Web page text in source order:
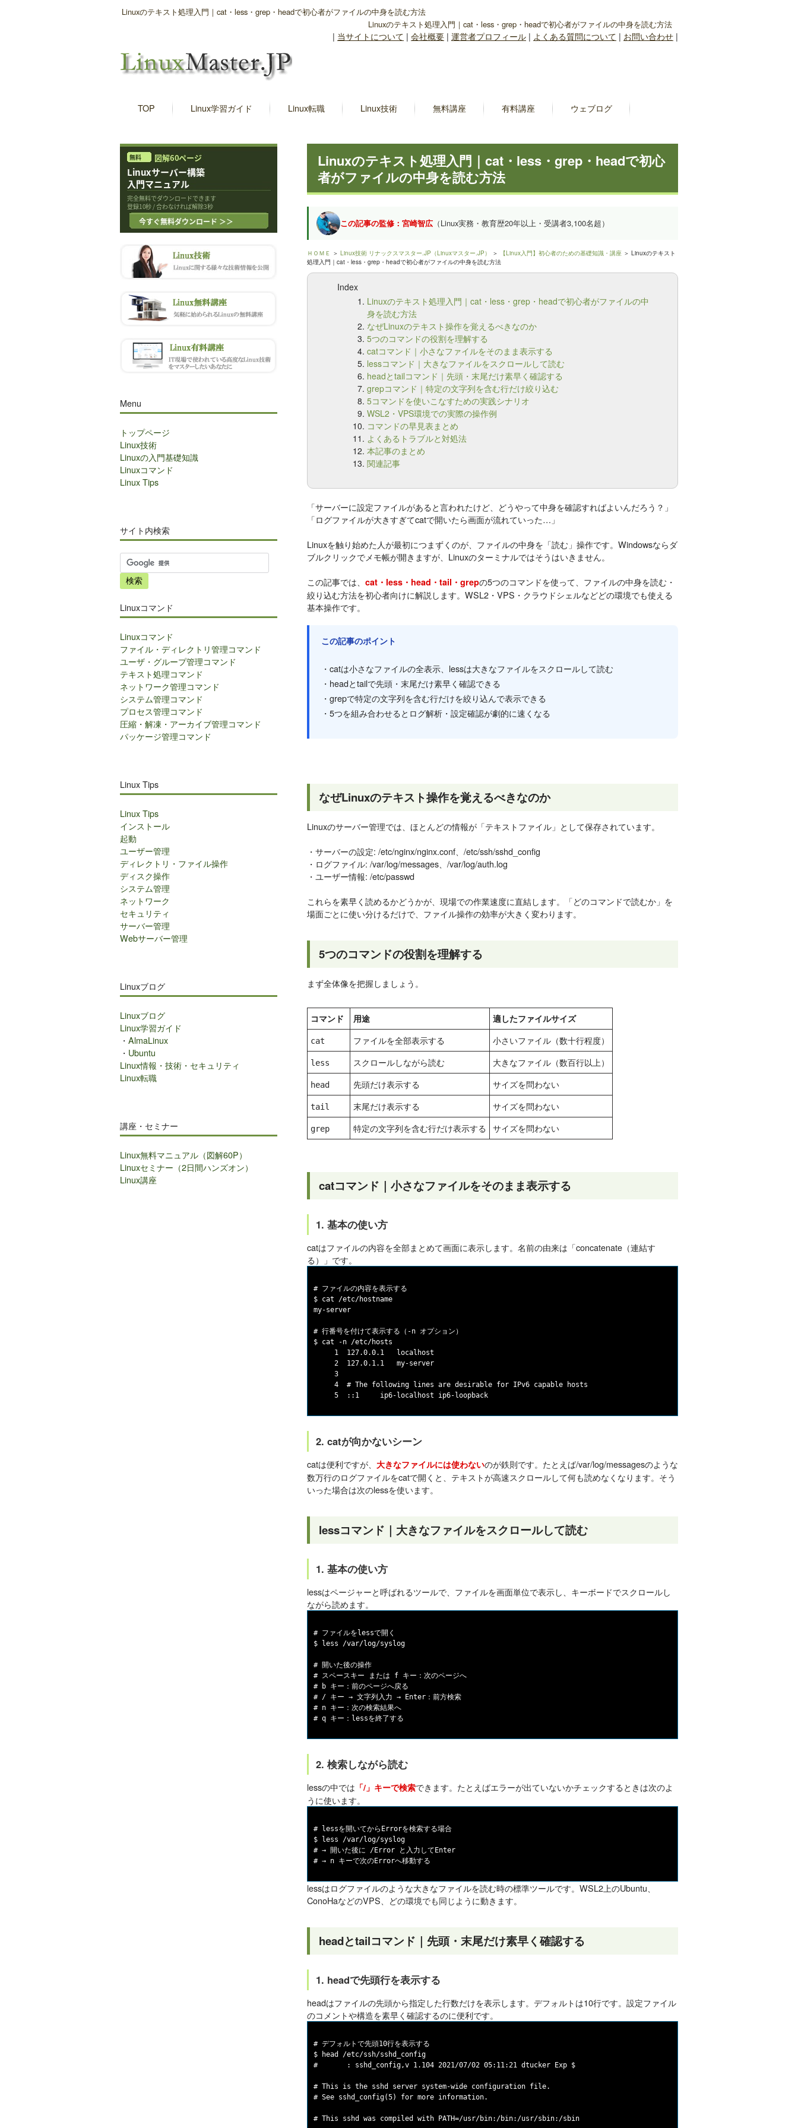
Linuxのテキスト処理入門｜cat・less・grep・headで初心者がファイルの中身を読む方法
Linuxのテキスト処理入門｜cat・less・grep・headで初心者がファイルの中身を読む方法
| 当サイトについて | 会社概要 | 運営者プロフィール | よくある質問について | お問い合わせ |
TOP Linux学習ガイド Linux転職 Linux技術 無料講座 有料講座 ウェブログ
Linuxのテキスト処理入門｜cat・less・grep・headで初心
者がファイルの中身を読む方法
この記事の監修：宮崎智広（Linux実務・教育歴20年以上・受講者3,100名超）
ＨＯＭＥ ＞ Linux技術 リナックスマスター.JP（Linuxマスター.JP） ＞ 【Linux入門】初心者のための基礎知識・講座 ＞ Linuxのテキスト
処理入門｜cat・less・grep・headで初心者がファイルの中身を読む方法
Index
Linuxのテキスト処理入門｜cat・less・grep・headで初心者がファイルの中
身を読む方法
なぜLinuxのテキスト操作を覚えるべきなのか
5つのコマンドの役割を理解する
catコマンド｜小さなファイルをそのまま表示する
lessコマンド｜大きなファイルをスクロールして読む
headとtailコマンド｜先頭・末尾だけ素早く確認する
grepコマンド｜特定の文字列を含む行だけ絞り込む
5コマンドを使いこなすための実践シナリオ
WSL2・VPS環境での実際の操作例
コマンドの早見表まとめ
よくあるトラブルと対処法
本記事のまとめ
関連記事
「サーバーに設定ファイルがあると言われたけど、どうやって中身を確認すればよいんだろう？」
「ログファイルが大きすぎてcatで開いたら画面が流れていった…」
Linuxを触り始めた人が最初につまずくのが、ファイルの中身を「読む」操作です。Windowsならダ
ブルクリックでメモ帳が開きますが、Linuxのターミナルではそうはいきません。
この記事では、 cat・less・head・tail・grepの5つのコマンドを使って、ファイルの中身を読む・
絞り込む方法を初心者向けに解説します。WSL2・VPS・クラウドシェルなどどの環境でも使える
基本操作です。
この記事のポイント
・catは小さなファイルの全表示、lessは大きなファイルをスクロールして読む
・headとtailで先頭・末尾だけ素早く確認できる
・grepで特定の文字列を含む行だけを絞り込んで表示できる
・5つを組み合わせるとログ解析・設定確認が劇的に速くなる
なぜLinuxのテキスト操作を覚えるべきなのか
Linuxのサーバー管理では、ほとんどの情報が「テキストファイル」として保存されています。
・サーバーの設定: /etc/nginx/nginx.conf、/etc/ssh/sshd_config
・ログファイル: /var/log/messages、/var/log/auth.log
・ユーザー情報: /etc/passwd
これらを素早く読めるかどうかが、現場での作業速度に直結します。「どのコマンドで読むか」を
場面ごとに使い分けるだけで、ファイル操作の効率が大きく変わります。
5つのコマンドの役割を理解する
まず全体像を把握しましょう。
コマンド 用途 適したファイルサイズ
cat ファイルを全部表示する 小さいファイル（数十行程度）
less スクロールしながら読む 大きなファイル（数百行以上）
head 先頭だけ表示する サイズを問わない
tail 末尾だけ表示する サイズを問わない
grep 特定の文字列を含む行だけ表示する サイズを問わない
catコマンド｜小さなファイルをそのまま表示する
1. 基本の使い方
catはファイルの内容を全部まとめて画面に表示します。名前の由来は「concatenate（連結す
る）」です。
# ファイルの内容を表示する
$ cat /etc/hostname
my-server
# 行番号を付けて表示する（-n オプション）
$ cat -n /etc/hosts
     1	127.0.0.1   localhost
     2	127.0.1.1   my-server
     3
     4	# The following lines are desirable for IPv6 capable hosts
2. catが向かないシーン
catは便利ですが、 大きなファイルには使わないのが鉄則です。たとえば/var/log/messagesのような
数万行のログファイルをcatで開くと、テキストが高速スクロールして何も読めなくなります。そう
いった場合は次のlessを使います。
lessコマンド｜大きなファイルをスクロールして読む
1. 基本の使い方
lessはページャーと呼ばれるツールで、ファイルを画面単位で表示し、キーボードでスクロールし
ながら読めます。
# ファイルをlessで開く
$ less /var/log/syslog
# 開いた後の操作
# スペースキー または f キー：次のページへ
# b キー：前のページへ戻る
# / キー → 文字列入力 → Enter：前方検索
# n キー：次の検索結果へ
2. 検索しながら読む
lessの中では 「/」キーで検索できます。たとえばエラーが出ていないかチェックするときは次のよ
うに使います。
# lessを開いてからErrorを検索する場合
$ less /var/log/syslog
# → 開いた後に /Error と入力してEnter
lessはログファイルのような大きなファイルを読む時の標準ツールです。WSL2上のUbuntu、
ConoHaなどのVPS、どの環境でも同じように動きます。
headとtailコマンド｜先頭・末尾だけ素早く確認する
1. headで先頭行を表示する
headはファイルの先頭から指定した行数だけを表示します。デフォルトは10行です。設定ファイル
のコメントや構造を素早く確認するのに便利です。
# デフォルトで先頭10行を表示する
$ head /etc/ssh/sshd_config
#	: sshd_config,v 1.104 2021/07/02 05:11:21 dtucker Exp $
# This is the sshd server system-wide configuration file.
# See sshd_config(5) for more information.
# This sshd was compiled with PATH=/usr/bin:/bin:/usr/sbin:/sbin
Menu
トップページ
Linux技術
Linuxの入門基礎知識
Linuxコマンド
Linux Tips
サイト内検索
サ
イ
ト
検
索
Linuxコマンド
Linuxコマンド
ファイル・ディレクトリ管理コマンド
ユーザ・グループ管理コマンド
テキスト処理コマンド
ネットワーク管理コマンド
システム管理コマンド
プロセス管理コマンド
圧縮・解凍・アーカイブ管理コマンド
パッケージ管理コマンド
Linux Tips
Linux Tips
インストール
起動
ユーザー管理
ディレクトリ・ファイル操作
ディスク操作
システム管理
ネットワーク
セキュリティ
サーバー管理
Webサーバー管理
Linuxブログ
Linuxブログ
Linux学習ガイド
・ AlmaLinux
・ Ubuntu
Linux情報・技術・セキュリティ
Linux転職
講座・セミナー
Linux無料マニュアル（図解60P）
Linuxセミナー（2日間ハンズオン）
Linux講座